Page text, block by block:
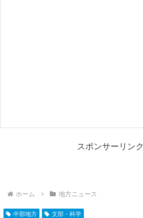
スポンサーリンク
ホーム 地方ニュース
中部地方 文部・科学